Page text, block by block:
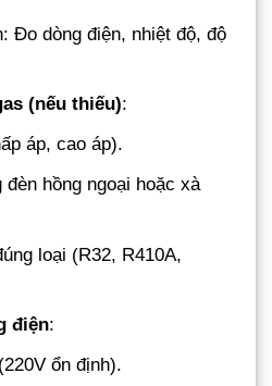
Đo dòng điện, nhiệt độ, độ
(nếu thiếu):
áp, cao áp).
đèn hồng ngoại hoặc xà
loại (R32, R410A,
điện:
ổn định).